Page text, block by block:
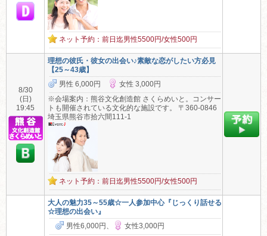
ネット予約：前日迄男性5500円/女性500円
8/30
(日)
19:45
理想の彼氏・彼女の出会い♪素敵な恋がしたい方必見
【25～43歳】
男性 6,000円
女性 3,000円
※会場案内：熊谷文化創造館 さくらめいと。コンサー
トも開催されている文化的な施設です。 〒360-0846
埼玉県熊谷市拾六間111-1
ネット予約：前日迄男性5500円/女性500円
大人の魅力35～55歳☆一人参加中心『じっくり話せる
☆理想の出会い』
男性6,000円、
女性3,000円